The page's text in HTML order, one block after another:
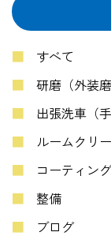
すべて
研磨（外装磨
出張洗車（
ルームクリ
コーティング
整備
ブログ